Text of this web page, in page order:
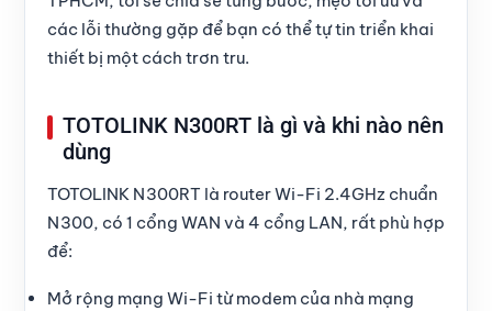
các lỗi thường gặp để bạn có thể tự tin triển khai
thiết bị một cách trơn tru.
TOTOLINK N300RT là gì và khi nào nên
dùng
TOTOLINK N300RT là router Wi-Fi 2.4GHz chuẩn
N300, có 1 cổng WAN và 4 cổng LAN, rất phù hợp
để:
Mở rộng mạng Wi-Fi từ modem của nhà mạng